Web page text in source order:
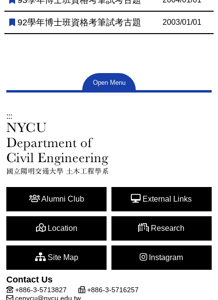
92學年博士班資格考筆試考古題 2003/01/01
Open Menu
:::
Alumni Club External Links
Location Research
Site Map Instagram
Contact Us
+886-3-5713827
+886-3-5716257
cenycu@nycu.edu.tw